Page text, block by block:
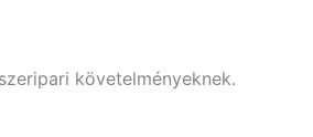
követelményeknek.